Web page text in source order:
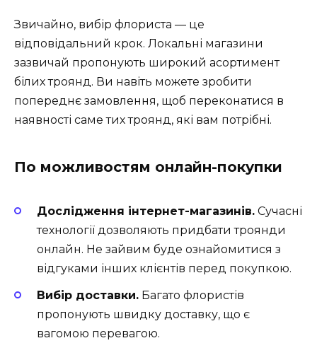
Звичайно, вибір флориста — це
відповідальний крок. Локальні магазини
зазвичай пропонують широкий асортимент
білих троянд. Ви навіть можете зробити
попереднє замовлення, щоб переконатися в
наявності саме тих троянд, які вам потрібні.
По можливостям онлайн-покупки
Дослідження інтернет-магазинів. Сучасні
технології дозволяють придбати троянди
онлайн. Не зайвим буде ознайомитися з
відгуками інших клієнтів перед покупкою.
Вибір доставки. Багато флористів
пропонують швидку доставку, що є
вагомою перевагою.